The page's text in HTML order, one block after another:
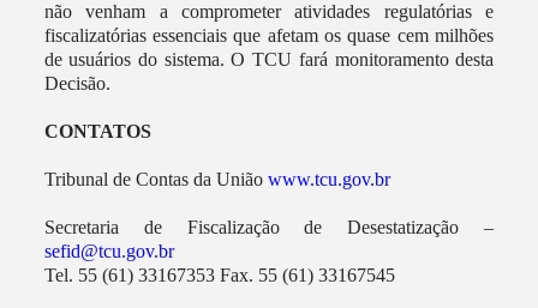
não venham a comprometer atividades regulatórias e
fiscalizatórias essenciais que afetam os quase cem milhões
de usuários do sistema. O TCU fará monitoramento desta
Decisão.
CONTATOS
Tribunal de Contas da União www.tcu.gov.br
Secretaria de Fiscalização de Desestatização –
sefid@tcu.gov.br
Tel. 55 (61) 33167353 Fax. 55 (61) 33167545